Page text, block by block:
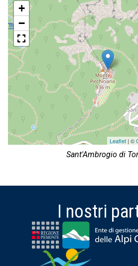
+
−
Leaflet | ©
Sant'Ambrogio di
I nostri